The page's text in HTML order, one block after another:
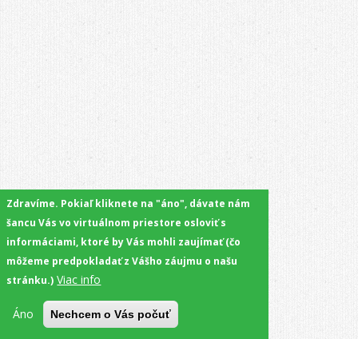
Zdravíme. Pokiaľ kliknete na "áno", dávate nám
šancu Vás vo virtuálnom priestore osloviť s
informáciami, ktoré by Vás mohli zaujímať (čo
môžeme predpokladať z Vášho záujmu o našu
stránku.) Viac info
Áno Nechcem o Vás počuť